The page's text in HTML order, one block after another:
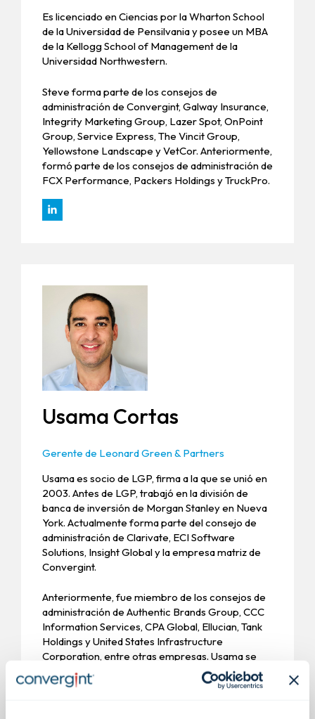
Es licenciado en Ciencias por la Wharton School
de la Universidad de Pensilvania y posee un MBA
de la Kellogg School of Management de la
Universidad Northwestern.
Steve forma parte de los consejos de
administración de Convergint, Galway Insurance,
Integrity Marketing Group, Lazer Spot, OnPoint
Group, Service Express, The Vincit Group,
Yellowstone Landscape y VetCor. Anteriormente,
formó parte de los consejos de administración de
FCX Performance, Packers Holdings y TruckPro.
Usama Cortas
Gerente de Leonard Green & Partners
Usama es socio de LGP, firma a la que se unió en
2003. Antes de LGP, trabajó en la división de
banca de inversión de Morgan Stanley en Nueva
York. Actualmente forma parte del consejo de
administración de Clarivate, ECI Software
Solutions, Insight Global y la empresa matriz de
Convergint.
Anteriormente, fue miembro de los consejos de
administración de Authentic Brands Group, CCC
Information Services, CPA Global, Ellucian, Tank
Holdings y United States Infrastructure
Corporation, entre otras empresas. Usama se
graduó de la Universidad de Columbia con una
licenciatura en Economía y Ciencias Políticas.